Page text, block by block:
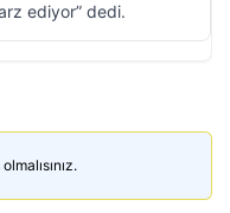
ediyor” dedi.